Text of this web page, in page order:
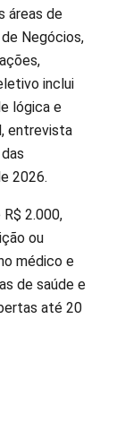
áreas de
Negócios,
inclui
lógica e
entrevista
2026.
2.000,
ou
médico e
de saúde e
até 20